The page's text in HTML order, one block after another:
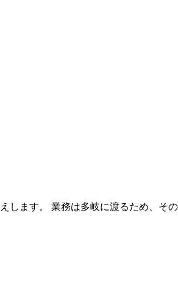
ます。 業務は多岐に渡るため、そ